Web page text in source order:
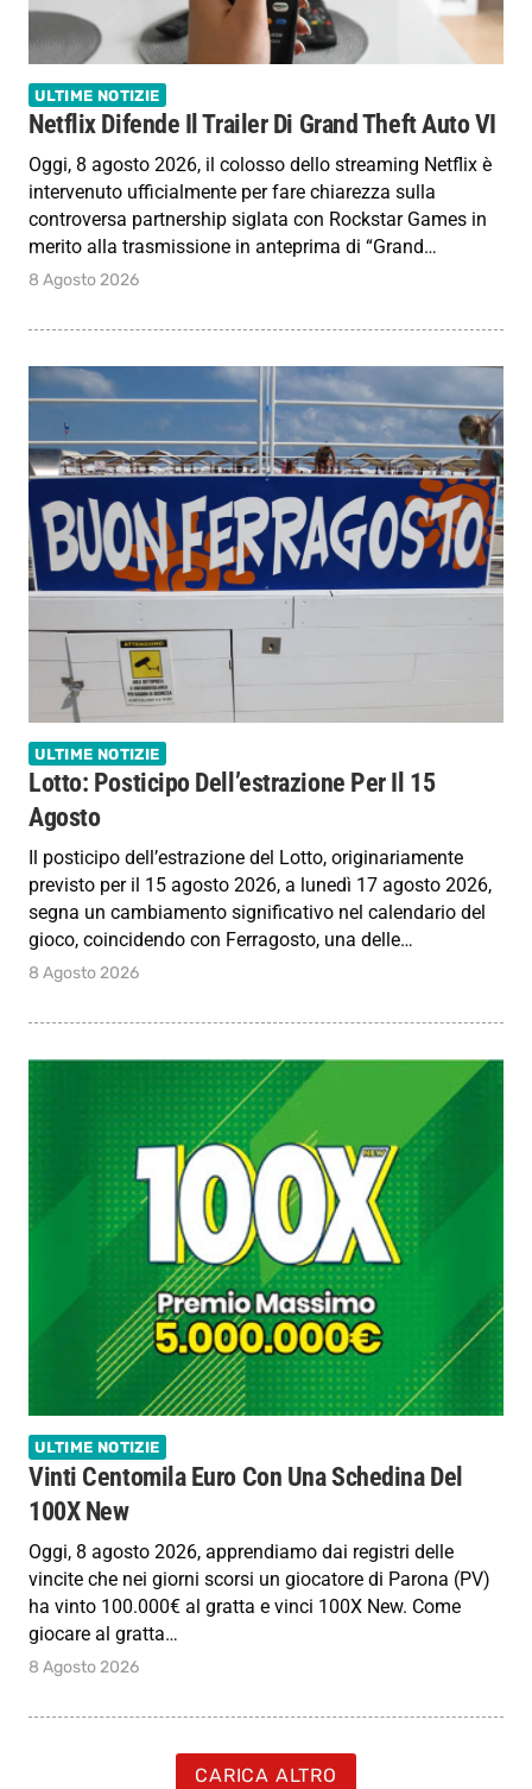
ULTIME NOTIZIE
Netflix Difende Il Trailer Di Grand Theft Auto VI
Oggi, 8 agosto 2026, il colosso dello streaming Netflix è
intervenuto ufficialmente per fare chiarezza sulla
controversa partnership siglata con Rockstar Games in
merito alla trasmissione in anteprima di “Grand…
8 Agosto 2026
ULTIME NOTIZIE
Lotto: Posticipo Dell’estrazione Per Il 15
Agosto
Il posticipo dell’estrazione del Lotto, originariamente
previsto per il 15 agosto 2026, a lunedì 17 agosto 2026,
segna un cambiamento significativo nel calendario del
gioco, coincidendo con Ferragosto, una delle…
8 Agosto 2026
ULTIME NOTIZIE
Vinti Centomila Euro Con Una Schedina Del
100X New
Oggi, 8 agosto 2026, apprendiamo dai registri delle
vincite che nei giorni scorsi un giocatore di Parona (PV)
ha vinto 100.000€ al gratta e vinci 100X New. Come
giocare al gratta…
8 Agosto 2026
CARICA ALTRO